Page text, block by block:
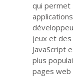
qui permet
jeux et des
JavaScript
plus
pages web